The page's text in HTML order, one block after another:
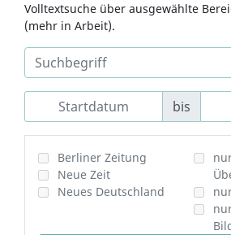
Volltextsuche über ausgewählte
(mehr in Arbeit).
bis
Berliner Zeitung
Neue Zeit
Neues Deutschland